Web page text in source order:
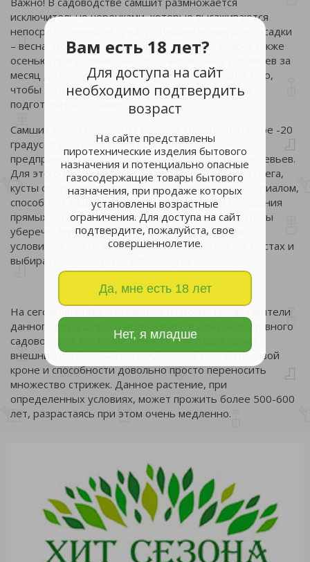
Вам есть 18 лет?
Для доступа на сайт
необходимо подтвердить
возраст
На сайте представлены
пиротехнические изделия бытового
назначения и потенциально опасные
газосодержащие товары бытового
назначения, при продаже которых
установлены возрастные
ограничения. Для доступа на сайт
подтвердите, пожалуйста, свое
совершеннолетие.
Да, мне есть 18 лет
Нет, я младше
исключительно черенками, которые высаживаются
непосредственно на грядку. Лучшее время для посадки
– весна. Добиться неплохого результата можно также
осенью, при условии высадки самшитовых деревьев за
месяц до наступления холодов. Это нужно для того,
чтобы дать растениям возможность прижиться и
подготовиться к зиме.
Самшит плохо переносит морозы. При температуре -20
градусов растение может погибнуть, если не
предпринять необходимые меры по укрытию деревьев.
Для этого в конце осени, до появления первого снега,
кусты оборачивают специальным укрывным материалом,
способным защитить кустарник от ветра и попадания
прямых солнечных лучей в морозную погоду. Чтобы
уберечь деревья от повреждений погодными
условиями, лучше сажать их в полузатененных местах и
выбирать морозоустойчивые сорта.
На сегодняшний день самшит и прочие представители
данного рода широко используются для декоративного
садоводства. Растение ценится благодаря своим
внешним данным — сочному, яркому листу, красивой
кроне и способности довольно просто переносить
множество стрижек. Данное растение, при
определенных условиях, может прожить более 500-600
лет, разрастаясь при этом очень медленно.